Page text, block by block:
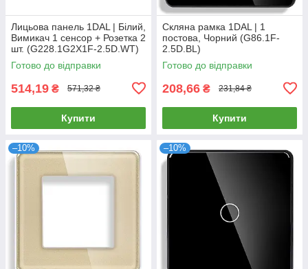
Лицьова панель 1DAL | Білий,
Вимикач 1 сенсор + Розетка 2
шт. (G228.1G2X1F-2.5D.WT)
Готово до відправки
514,19 ₴ 571,32 ₴
Купити
Скляна рамка 1DAL | 1
постова, Чорний (G86.1F-
2.5D.BL)
Готово до відправки
208,66 ₴ 231,84 ₴
Купити
–10% –10%